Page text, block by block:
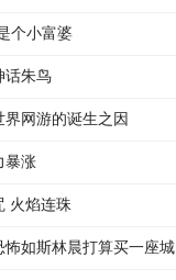
个小富婆
话朱鸟
网游的诞生之因
暴涨
火焰连珠
如斯林晨打算买一座城